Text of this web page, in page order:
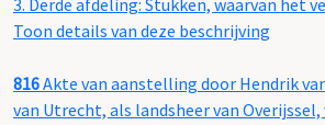
3. Derde afdeling: Stukken, waarvan het
Toon details van deze beschrijving
816Akte van aanstelling door Hendrik
van Utrecht, als landsheer van Overijssel,